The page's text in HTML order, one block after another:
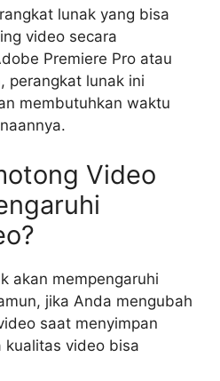
lunak yang bisa
video secara
Premiere Pro atau
perangkat lunak ini
membutuhkan waktu
Video
akan mempengaruhi
jika Anda mengubah
saat menyimpan
kualitas video bisa